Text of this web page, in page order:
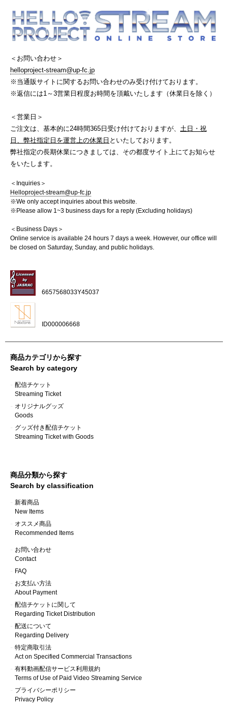
＜お問い合わせ＞
helloproject-stream@up-fc.jp
※当通販サイトに関するお問い合わせのみ受け付けております。
※返信には1～3営業日程度お時間を頂戴いたします（休業日を除く）
＜営業日＞
ご注文は、基本的に24時間365日受け付けておりますが、 土日・祝
日、弊社指定日を運営上の休業日 といたしております。
弊社指定の長期休業につきましては、その都度サイト上にてお知らせ
をいたします。
＜Inquiries＞
Helloproject-stream@up-fc.jp
※We only accept inquiries about this website.
※Please allow 1~3 business days for a reply (Excluding holidays)
＜Business Days＞
Online service is available 24 hours 7 days a week. However, our office will
be closed on Saturday, Sunday, and public holidays.
6657568033Y45037
ID000006668
商品カテゴリから探す
Search by category
配信チケット
Streaming Ticket
オリジナルグッズ
Goods
グッズ付き配信チケット
Streaming Ticket with Goods
商品分類から探す
Search by classification
新着商品
New Items
オススメ商品
Recommended Items
お問い合わせ
Contact
FAQ
お支払い方法
About Payment
配信チケットに関して
Regarding Ticket Distribution
配送について
Regarding Delivery
特定商取引法
Act on Specified Commercial Transactions
有料動画配信サービス利用規約
Terms of Use of Paid Video Streaming Service
プライバシーポリシー
Privacy Policy